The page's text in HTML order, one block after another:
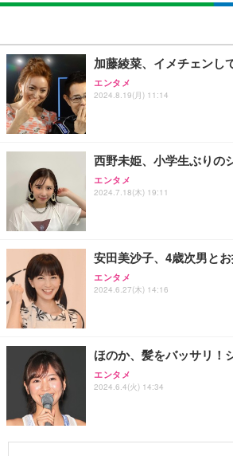
加藤綾菜、イメチェンし
エンタメ
2024.8.19(月) 11:14
西野未姫、小学生ぶりの
エンタメ
2024.7.18(木) 19:11
安田美沙子、4歳次男と
エンタメ
2024.6.27(木) 14:16
ほのか、髪をバッサリ！
エンタメ
2024.6.4(火) 14:34